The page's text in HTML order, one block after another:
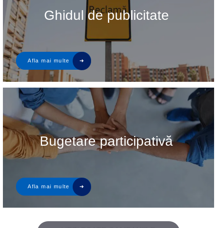
Ghidul de publicitate
Bugetare participativă